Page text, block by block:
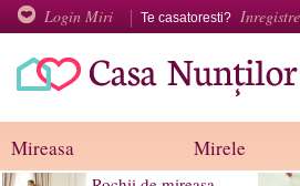
Login Miri Te casatoresti?
Mireasa Mirele